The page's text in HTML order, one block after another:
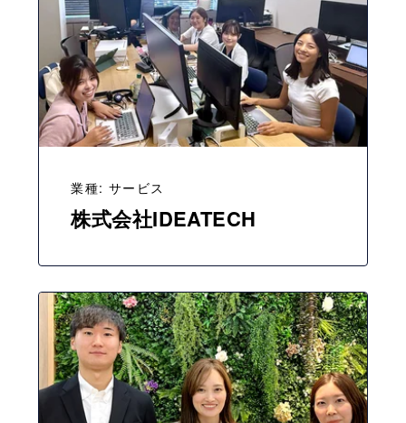
業種: サービス
株式会社IDEATECH